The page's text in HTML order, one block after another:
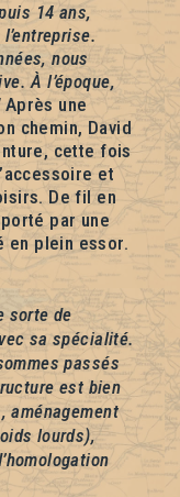
14 ans,
nous
À l’époque,
Après une
chemin, David
cette fois
et
De fil en
par une
en plein essor.
sorte de
sa spécialité.
passés
est bien
aménagement
lourds),